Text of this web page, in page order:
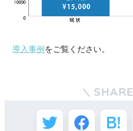
導入事例 をご覧ください。
SHARE